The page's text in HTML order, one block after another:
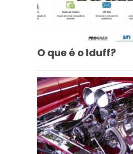
O que é o Iduff?